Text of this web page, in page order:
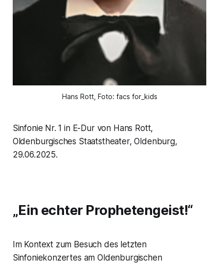
Hans Rott, Foto: facs for_kids
Sinfonie Nr. 1 in E-Dur von Hans Rott,
Oldenburgisches Staatstheater, Oldenburg,
29.06.2025.
„Ein echter Prophetengeist!“
Im Kontext zum Besuch des letzten
Sinfoniekonzertes am Oldenburgischen